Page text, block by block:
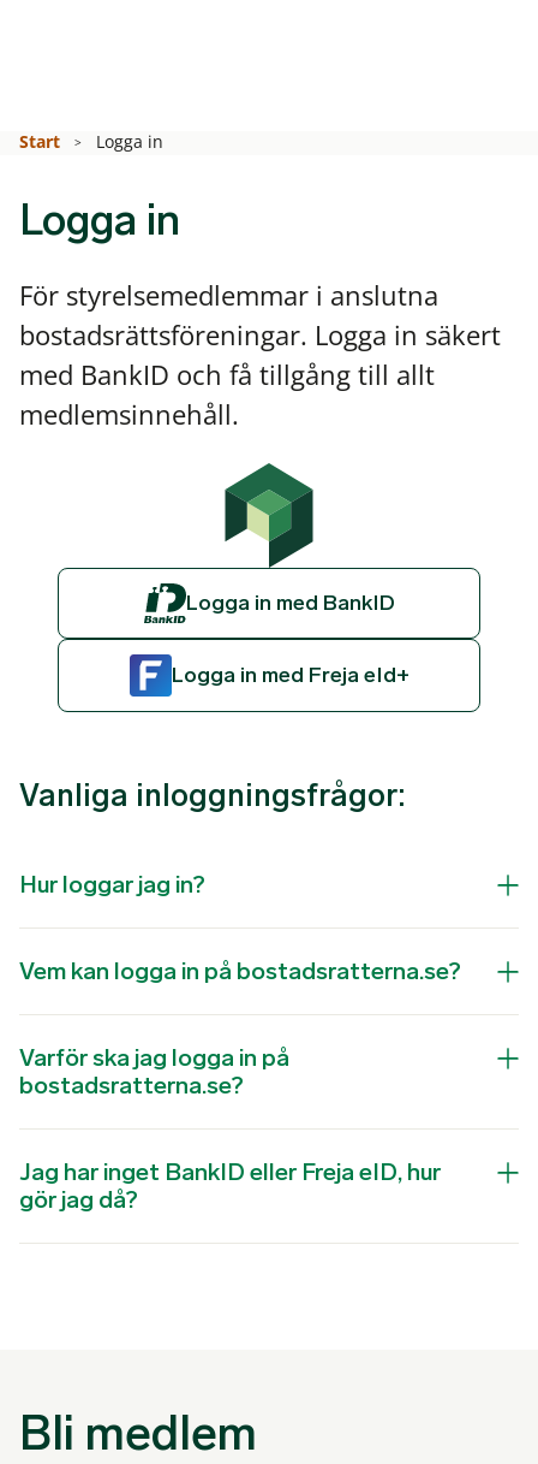
Start Logga in
Logga in
För styrelsemedlemmar i anslutna
bostadsrättsföreningar. Logga in säkert
med BankID och få tillgång till allt
medlemsinnehåll.
Logga in med BankID
Logga in med Freja eId+
Vanliga inloggningsfrågor:
Hur loggar jag in?
Vem kan logga in på bostadsratterna.se?
Varför ska jag logga in på
bostadsratterna.se?
Jag har inget BankID eller Freja eID, hur
gör jag då?
Bli medlem